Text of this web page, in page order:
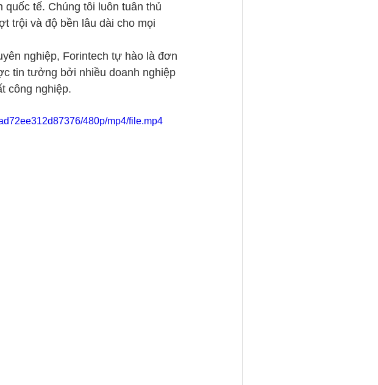
tế. Chúng tôi luôn tuân thủ
trội và độ bền lâu dài cho mọi
nghiệp, Forintech tự hào là đơn
tin tưởng bởi nhiều doanh nghiệp
công nghiệp.
480p/mp4/file.mp4